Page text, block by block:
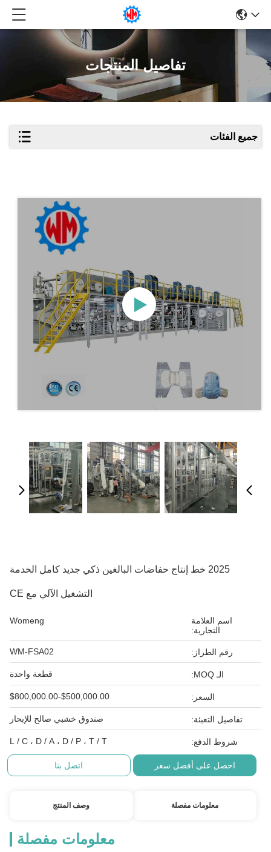
تفاصيل المنتجات
جميع الفئات
2025 خط إنتاج حفاضات البالغين ذكي جديد كامل الخدمة
التشغيل الآلي مع CE
اسم العلامة
التجارية:
Womeng
رقم الطراز: WM-FSA02
الـ MOQ: قطعة واحدة
السعر: $500,000.00-$800,000.00
تفاصيل التعبئة: صندوق خشبي صالح للإبحار
شروط الدفع: L / C ، D / A ، D / P ، T / T
احصل على أفضل سعر اتصل بنا
معلومات مفصلة وصف المنتج
معلومات مفصلة